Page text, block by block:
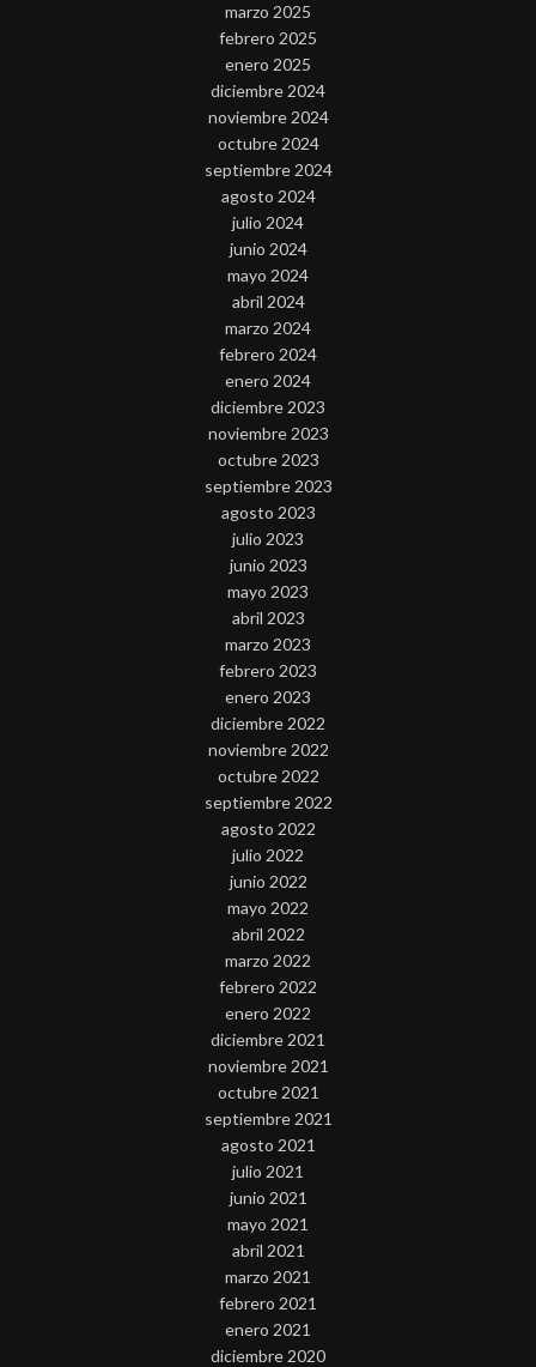
marzo 2025
febrero 2025
enero 2025
diciembre 2024
noviembre 2024
octubre 2024
septiembre 2024
agosto 2024
julio 2024
junio 2024
mayo 2024
abril 2024
marzo 2024
febrero 2024
enero 2024
diciembre 2023
noviembre 2023
octubre 2023
septiembre 2023
agosto 2023
julio 2023
junio 2023
mayo 2023
abril 2023
marzo 2023
febrero 2023
enero 2023
diciembre 2022
noviembre 2022
octubre 2022
septiembre 2022
agosto 2022
julio 2022
junio 2022
mayo 2022
abril 2022
marzo 2022
febrero 2022
enero 2022
diciembre 2021
noviembre 2021
octubre 2021
septiembre 2021
agosto 2021
julio 2021
junio 2021
mayo 2021
abril 2021
marzo 2021
febrero 2021
enero 2021
diciembre 2020